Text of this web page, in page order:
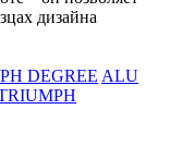
дизайна
DEGREE ALU